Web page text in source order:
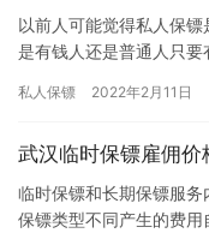
以前人可能觉得私人保
是有钱人还是普通人只
高，那…
私人保镖 2022年2月11日
武汉临时保镖雇佣价
临时保镖和长期保镖服
保镖类型不同产生的费